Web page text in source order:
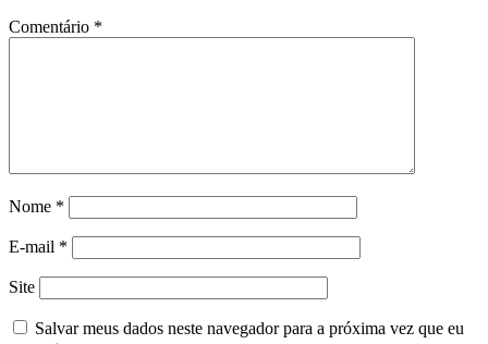
Comentário *
Nome *
E-mail *
Site
Salvar meus dados neste navegador para a próxima vez que eu